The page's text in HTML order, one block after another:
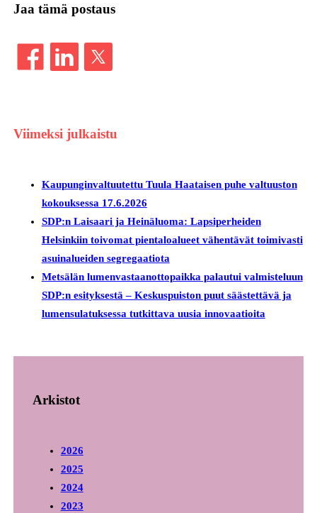
Jaa tämä postaus
Viimeksi julkaistu
Kaupunginvaltuutettu Tuula Haataisen puhe valtuuston
kokouksessa 17.6.2026
SDP:n Laisaari ja Heinäluoma: Lapsiperheiden
Helsinkiin toivomat pientaloalueet vähentävät toimivasti
asuinalueiden segregaatiota
Metsälän lumenvastaanottopaikka palautui valmisteluun
SDP:n esityksestä – Keskuspuiston puut säästettävä ja
lumensulatuksessa tutkittava uusia innovaatioita
Arkistot
2026
2025
2024
2023